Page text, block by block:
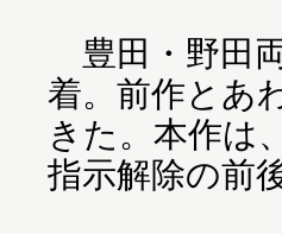
豊田・野田
着。前作とあ
きた。本作は
指示解除の前